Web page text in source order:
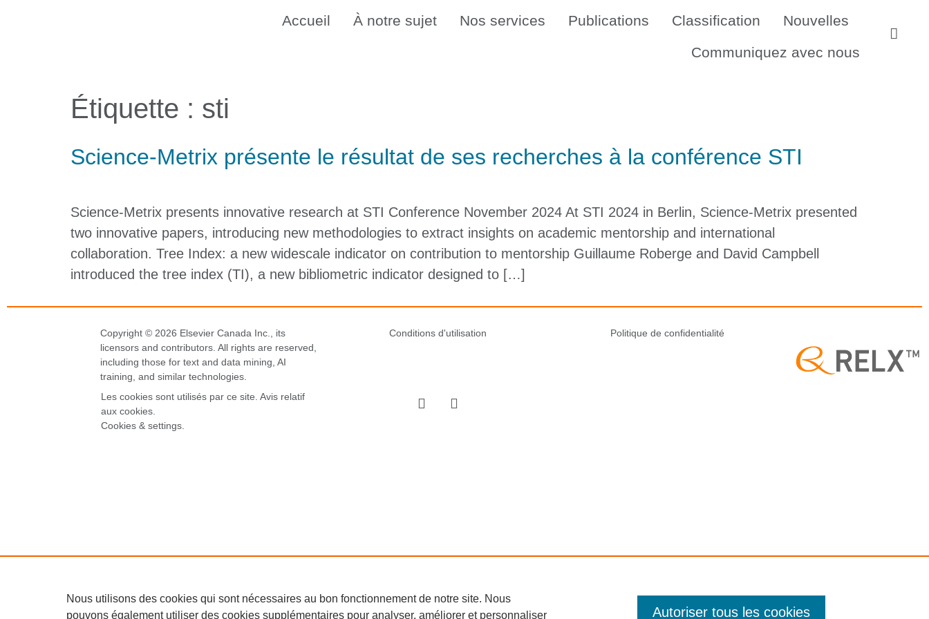
Accueil À notre sujet Nos services Publications Classification
Nouvelles
Communiquez avec nous
Étiquette : sti
Science-Metrix présente le résultat de ses recherches à la conférence STI
Science-Metrix presents innovative research at STI Conference November 2024 At STI 2024 in Berlin, Science-Metrix presented
two innovative papers, introducing new methodologies to extract insights on academic mentorship and international
collaboration. Tree Index: a new widescale indicator on contribution to mentorship Guillaume Roberge and David Campbell
introduced the tree index (TI), a new bibliometric indicator designed to […]
Copyright © 2026 Elsevier Canada Inc., its
licensors and contributors. All rights are reserved,
including those for text and data mining, AI
training, and similar technologies.
Conditions d'utilisation Politique de confidentialité
Les cookies sont utilisés par ce site.Avis relatif
aux cookies
Cookies & settings.
Nous utilisons des cookies qui sont nécessaires au bon fonctionnement de notre site. Nous
pouvons également utiliser des cookies supplémentaires pour analyser, améliorer et personnaliser
Autoriser tous les cookies